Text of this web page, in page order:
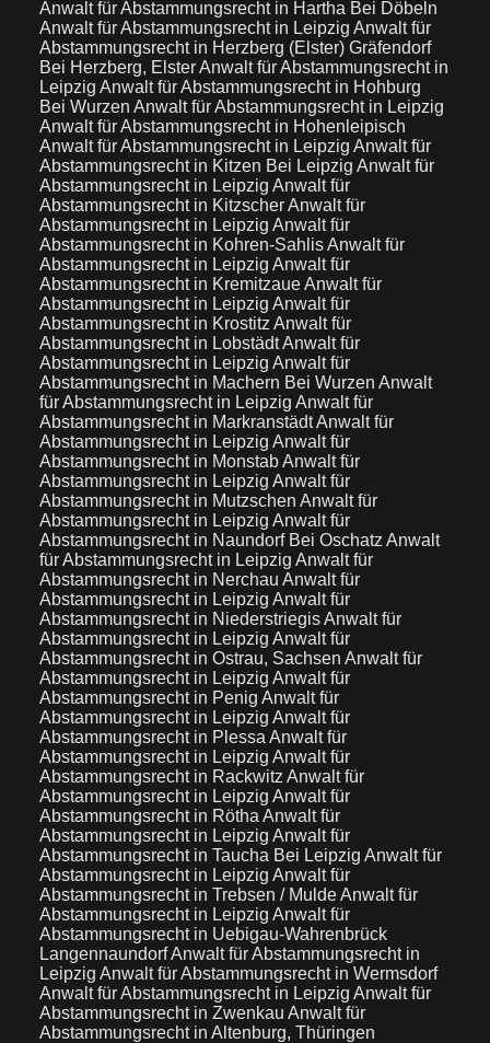
Anwalt für Abstammungsrecht in Hartha Bei Döbeln
Anwalt für Abstammungsrecht in Leipzig Anwalt für
Abstammungsrecht in Herzberg (Elster) Gräfendorf
Bei Herzberg, ElsterAnwalt für Abstammungsrecht in
Leipzig Anwalt für Abstammungsrecht in Hohburg
Bei Wurzen Anwalt für Abstammungsrecht in Leipzig
Anwalt für Abstammungsrecht in Hohenleipisch
Anwalt für Abstammungsrecht in Leipzig Anwalt für
Abstammungsrecht in Kitzen Bei Leipzig Anwalt für
Abstammungsrecht in Leipzig Anwalt für
Abstammungsrecht in KitzscherAnwalt für
Abstammungsrecht in Leipzig Anwalt für
Abstammungsrecht in Kohren-SahlisAnwalt für
Abstammungsrecht in Leipzig Anwalt für
Abstammungsrecht in KremitzaueAnwalt für
Abstammungsrecht in Leipzig Anwalt für
Abstammungsrecht in Krostitz Anwalt für
Abstammungsrecht in LobstädtAnwalt für
Abstammungsrecht in Leipzig Anwalt für
Abstammungsrecht in Machern Bei Wurzen Anwalt
für Abstammungsrecht in Leipzig Anwalt für
Abstammungsrecht in MarkranstädtAnwalt für
Abstammungsrecht in Leipzig Anwalt für
Abstammungsrecht in MonstabAnwalt für
Abstammungsrecht in Leipzig Anwalt für
Abstammungsrecht in Mutzschen Anwalt für
Abstammungsrecht in Leipzig Anwalt für
Abstammungsrecht in Naundorf Bei Oschatz Anwalt
für Abstammungsrecht in Leipzig Anwalt für
Abstammungsrecht in Nerchau Anwalt für
Abstammungsrecht in Leipzig Anwalt für
Abstammungsrecht in NiederstriegisAnwalt für
Abstammungsrecht in Leipzig Anwalt für
Abstammungsrecht in Ostrau, Sachsen Anwalt für
Abstammungsrecht in Leipzig Anwalt für
Abstammungsrecht in Penig Anwalt für
Abstammungsrecht in Leipzig Anwalt für
Abstammungsrecht in Plessa Anwalt für
Abstammungsrecht in Leipzig Anwalt für
Abstammungsrecht in Rackwitz Anwalt für
Abstammungsrecht in Leipzig Anwalt für
Abstammungsrecht in Rötha Anwalt für
Abstammungsrecht in Leipzig Anwalt für
Abstammungsrecht in Taucha Bei Leipzig Anwalt für
Abstammungsrecht in Leipzig Anwalt für
Abstammungsrecht in Trebsen / MuldeAnwalt für
Abstammungsrecht in Leipzig Anwalt für
Abstammungsrecht in Uebigau-Wahrenbrück
LangennaundorfAnwalt für Abstammungsrecht in
Leipzig Anwalt für Abstammungsrecht in Wermsdorf
Anwalt für Abstammungsrecht in Leipzig Anwalt für
Abstammungsrecht in Zwenkau Anwalt für
Abstammungsrecht in Altenburg, Thüringen